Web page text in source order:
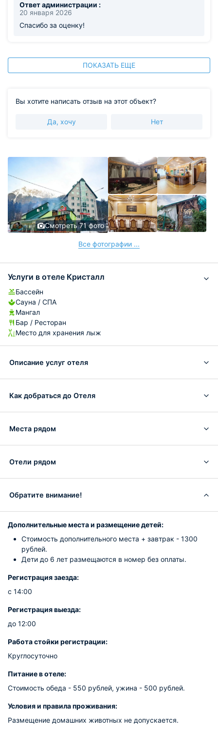
Ответ администрации :
20 января 2026
Спасибо за оценку!
ПОКАЗАТЬ ЕЩЕ
Вы хотите написать отзыв на этот объект?
Да, хочу Нет
Смотреть 71 фото
Все фотографии ...
Услуги в отеле Кристалл
Бассейн
Сауна / СПА
Мангал
Бар / Ресторан
Место для хранения лыж
Описание услуг отеля
Как добраться до Отеля
Места рядом
Отели рядом
Обратите внимание!
Дополнительные места и размещение детей:
Стоимость дополнительного места + завтрак - 1300
рублей.
Дети до 6 лет размещаются в номер без оплаты.
Регистрация заезда:
с 14:00
Регистрация выезда:
до 12:00
Работа стойки регистрации:
Круглосуточно
Питание в отеле:
Стоимость обеда - 550 рублей, ужина - 500 рублей.
Условия и правила проживания:
Размещение домашних животных не допускается.